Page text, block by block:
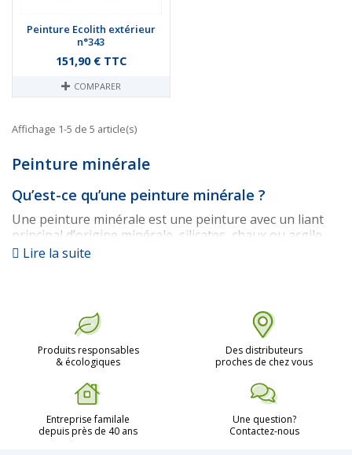
Peinture Ecolith extérieur
n°343
Prix
151,90 € TTC
COMPARER
Affichage 1-5 de 5 article(s)
Peinture minérale
Qu’est-ce qu’une peinture minérale ?
Une peinture minérale est une peinture avec un liant
principal d’origine minérale, silicates, chaux ou argile
par exemple. Les peintures minérales sont dépourvues
l’environnement sont des qualités obtenues
uniquement avec une peinture minérale de qualité. Les
peintures minérales AURO (soit toutes les peintures
AURO), sont des peintures haut de gamme, à la pointe,
notamment, au niveau du respect de l’environnement
et de la santé.
Pourquoi choisir une peinture minérale ?
Lire la suite
Produits responsables
& écologiques
Des distributeurs
proches de chez vous
Entreprise familale
depuis près de 40 ans
Une question?
Contactez-nous